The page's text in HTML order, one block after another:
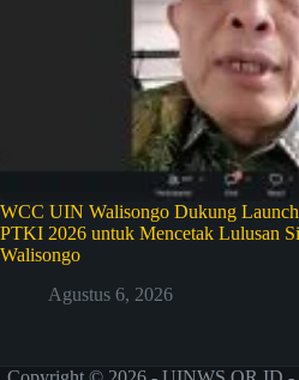
WCC UIN Walisongo Dukung
PTKI 2026 untuk Mencetak Lulusan
Walisongo
Agustus 6, 2026